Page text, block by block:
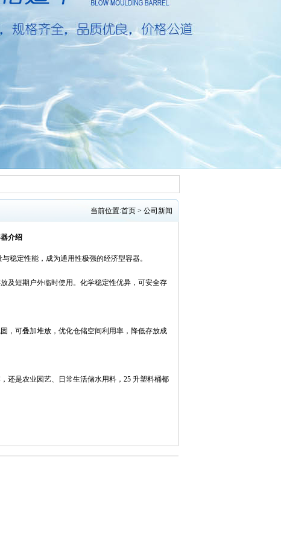
当前位置:首页 > 公司新闻
介绍
稳定性能，成为通用性极强的经济型容器。
及短期户外临时使用。化学稳定性优异，可安全存
，可叠加堆放，优化仓储空间利用率，降低存放成
还是农业园艺、日常生活储水用料，25 升塑料桶都